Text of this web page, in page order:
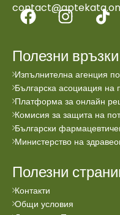
Полезни връзки
Изпълнителна агенция
Българска асоциация
Платформа за онлайн
Комисия за защита на
Български
Министерство на
Полезни
Контакти
Общи условия